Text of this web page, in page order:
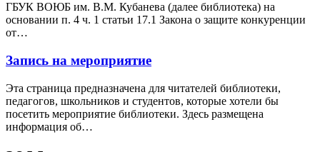
ГБУК ВОЮБ им. В.М. Кубанева (далее библиотека) на
основании п. 4 ч. 1 статьи 17.1 Закона о защите конкуренции
от…
Запись на мероприятие
Эта страница предназначена для читателей библиотеки,
педагогов, школьников и студентов, которые хотели бы
посетить мероприятие библиотеки. Здесь размещена
информация об…